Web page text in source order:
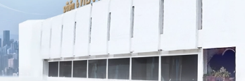
คณะกรรมการบริหารความเสี่ยง
คณะกรรมการธรรมาภิบาลและการพัฒนาเพื่อ
ความยั่งยืน
ลสำหรับผู้ถือหุ้น
ระชุมผู้ถือหุ้น
ยน
ริษัทร่วม
ะผู้บริหารระดับสูง
นโยบายความมั่นค
คอมพิวเตอร์
นโยบายการสื่อสาร
กิจ